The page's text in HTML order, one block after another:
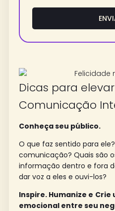
Dicas para
Comunicação
Conheça seu público.
O que faz sentido para
comunicação? Quais são
informação dentro e fora
dar voz a eles e ouvi-los?
Inspire. Humanize e Crie
emocional entre seu